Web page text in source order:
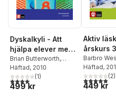
Dyskalkyli - Att
hjälpa elever med
specifika
matematiksvårighet
er : Dyskalkyli - Att
hjälpa elever med
Brian Butterworth,
Dorian Yeo
Häftad, 2010
4,0utav 5 stjärnor. Totalt antal röster:
(1)
499 kr
Aktiv
årskurs
förståelse
Barbro
Häftad,
5,0utav 5(2)
449 kr